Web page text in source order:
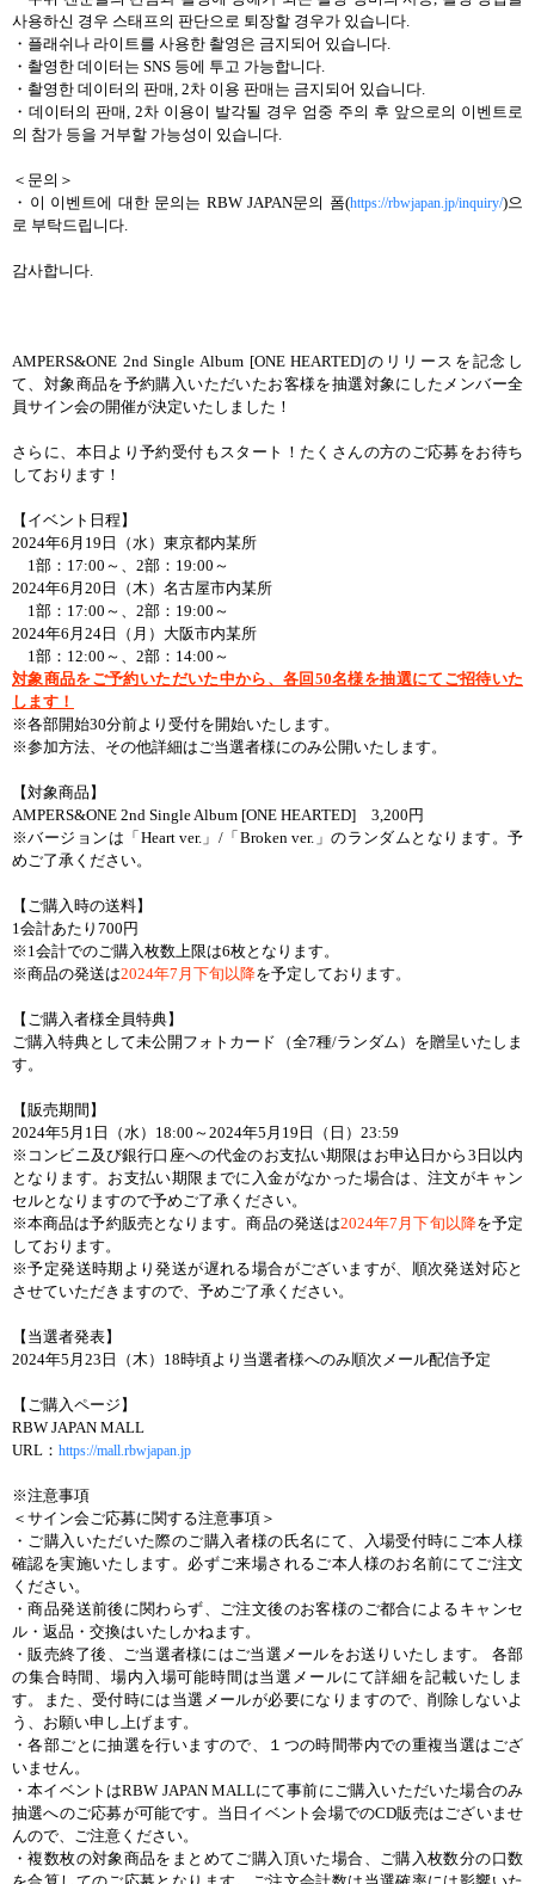
사용하신 경우 스태프의 판단으로 퇴장할 경우가 있습니다.
・플래쉬나 라이트를 사용한 촬영은 금지되어 있습니다.
・촬영한 데이터는 SNS 등에 투고 가능합니다.
・촬영한 데이터의 판매, 2차 이용 판매는 금지되어 있습니다.
・데이터의 판매, 2차 이용이 발각될 경우 엄중 주의 후 앞으로의 이벤트로
의 참가 등을 거부할 가능성이 있습니다.
＜문의＞
・이 이벤트에 대한 문의는 RBW JAPAN문의 폼(https://rbwjapan.jp/inquiry/)으
로 부탁드립니다.
감사합니다.
AMPERS&ONE 2nd Single Album [ONE HEARTED]のリリースを記念し
て、対象商品を予約購入いただいたお客様を抽選対象にしたメンバー全
員サイン会の開催が決定いたしました！
さらに、本日より予約受付もスタート！たくさんの方のご応募をお待ち
しております！
【イベント日程】
2024年6月19日（水）東京都内某所
1部：17:00～、2部：19:00～
2024年6月20日（木）名古屋市内某所
1部：17:00～、2部：19:00～
2024年6月24日（月）大阪市内某所
1部：12:00～、2部：14:00～
対象商品をご予約いただいた中から、各回50名様を抽選にてご招待いた
します！
※各部開始30分前より受付を開始いたします。
※参加方法、その他詳細はご当選者様にのみ公開いたします。
【対象商品】
AMPERS&ONE 2nd Single Album [ONE HEARTED] 3,200円
※バージョンは「Heart ver.」/「Broken ver.」のランダムとなります。予
めご了承ください。
【ご購入時の送料】
1会計あたり700円
※1会計でのご購入枚数上限は6枚となります。
※商品の発送は2024年7月下旬以降を予定しております。
【ご購入者様全員特典】
ご購入特典として未公開フォトカード（全7種/ランダム）を贈呈いたしま
す。
【販売期間】
2024年5月1日（水）18:00～2024年5月19日（日）23:59
※コンビニ及び銀行口座への代金のお支払い期限はお申込日から3日以内
となります。お支払い期限までに入金がなかった場合は、注文がキャン
セルとなりますので予めご了承ください。
※本商品は予約販売となります。商品の発送は2024年7月下旬以降を予定
しております。
※予定発送時期より発送が遅れる場合がございますが、順次発送対応と
させていただきますので、予めご了承ください。
【当選者発表】
2024年5月23日（木）18時頃より当選者様へのみ順次メール配信予定
【ご購入ページ】
RBW JAPAN MALL
URL： https://mall.rbwjapan.jp
※注意事項
＜サイン会ご応募に関する注意事項＞
・ご購入いただいた際のご購入者様の氏名にて、入場受付時にご本人様
確認を実施いたします。必ずご来場されるご本人様のお名前にてご注文
ください。
・商品発送前後に関わらず、ご注文後のお客様のご都合によるキャンセ
ル・返品・交換はいたしかねます。
・販売終了後、ご当選者様にはご当選メールをお送りいたします。 各部
の集合時間、場内入場可能時間は当選メールにて詳細を記載いたしま
す。また、受付時には当選メールが必要になりますので、削除しないよ
う、お願い申し上げます。
・各部ごとに抽選を行いますので、１つの時間帯内での重複当選はござ
いません。
・本イベントはRBW JAPAN MALLにて事前にご購入いただいた場合のみ
抽選へのご応募が可能です。当日イベント会場でのCD販売はございませ
んので、ご注意ください。
・複数枚の対象商品をまとめてご購入頂いた場合、ご購入枚数分の口数